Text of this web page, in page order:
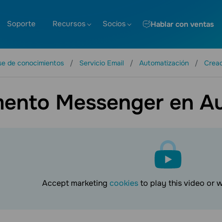
Soporte Recursos Socios Hablar con ventas
de conocimientos Servicio Email Automatización
Messenger en
Accept marketing cookiesto play this video or